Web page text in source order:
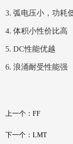
3.弧电压小，功耗
4.体积小性价比高
5.DC性能优越
6.浪涌耐受性能强
上一个：FF
下一个：LMT